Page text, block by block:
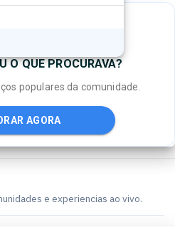
O QUE PROCURAVA?
populares da comunidade.
AGORA
e experiencias ao vivo.